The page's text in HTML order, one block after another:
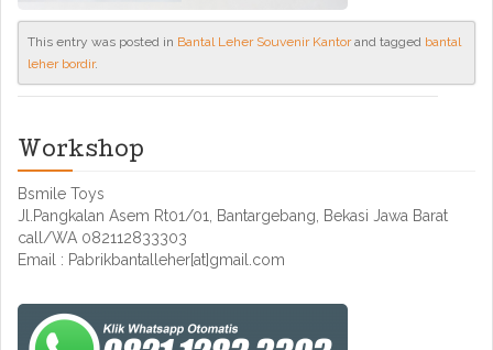
This entry was posted in Bantal Leher Souvenir Kantorand tagged bantal
leher bordir.
Workshop
Bsmile Toys
Jl.Pangkalan Asem Rt01/01, Bantargebang, Bekasi Jawa Barat
call/WA 082112833303
Email : Pabrikbantalleher[at]gmail.com